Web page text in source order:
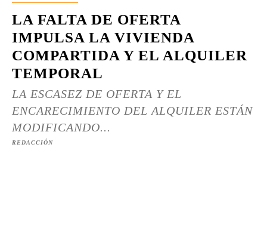
LA FALTA DE OFERTA
IMPULSA LA VIVIENDA
COMPARTIDA Y EL ALQUILER
TEMPORAL
LA ESCASEZ DE OFERTA Y EL
ENCARECIMIENTO DEL ALQUILER ESTÁN
MODIFICANDO...
REDACCIÓN